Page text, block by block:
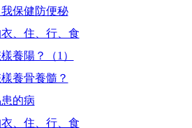
保健防便秘
、住、行、食
養陽？（1）
養骨養髓？
的病
、住、行、食